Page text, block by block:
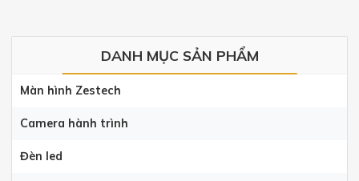
DANH MỤC SẢN PHẨM
Màn hình Zestech
Camera hành trình
Đèn led